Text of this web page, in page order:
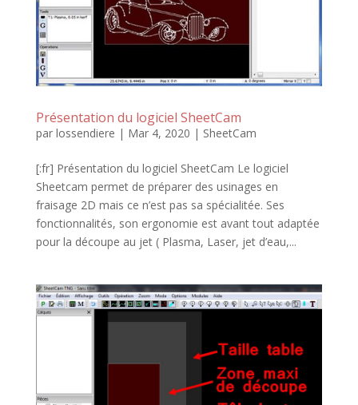
Présentation du logiciel SheetCam
par lossendiere | Mar 4, 2020 | SheetCam
[:fr] Présentation du logiciel SheetCam Le logiciel
Sheetcam permet de préparer des usinages en
fraisage 2D mais ce n’est pas sa spécialitée. Ses
fonctionnalités, son ergonomie est avant tout adaptée
pour la découpe au jet ( Plasma, Laser, jet d’eau,...